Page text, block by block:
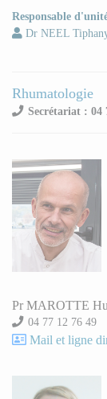
Responsable
Dr NEEL
Rhumatologie
Secrétariat : 04
Pr MAROTTE
04 77 12 76 49
Mail et ligne